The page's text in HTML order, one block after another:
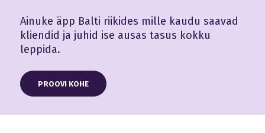
Ainuke äpp Balti riikides mille kaudu saavad
kliendid ja juhid ise ausas tasus kokku
leppida.
PROOVI KOHE